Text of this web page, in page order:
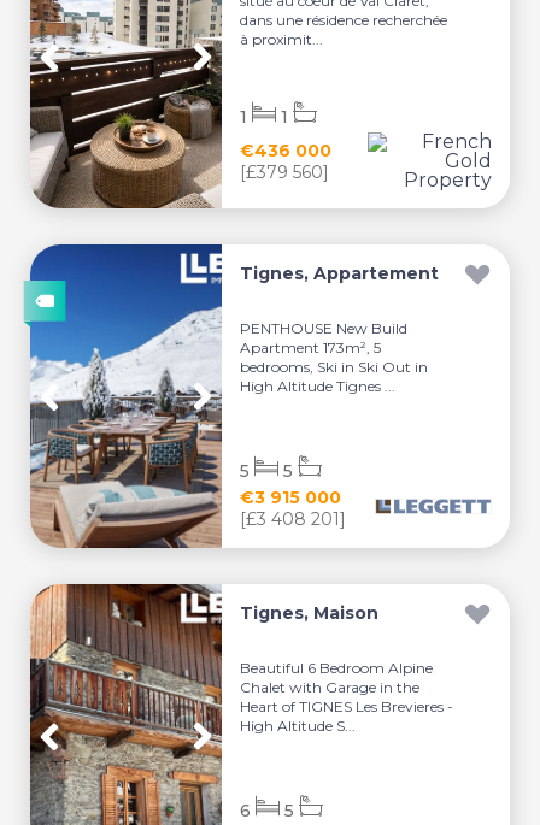
dans une résidence recherchée
à proximit...
€436 000
[£379 560]
1 1
Tignes, Appartement
PENTHOUSE New Build
Apartment 173m², 5
bedrooms, Ski in Ski Out in
High Altitude Tignes ...
€3 915 000
[£3 408 201]
5 5
Tignes, Maison
Beautiful 6 Bedroom Alpine
Chalet with Garage in the
Heart of TIGNES Les Brevieres -
High Altitude S...
6 5